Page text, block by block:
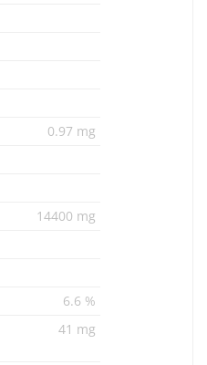
0.97 mg
14400 mg
6.6 %
41 mg